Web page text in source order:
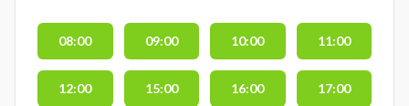
08:00 09:00 10:00 11:00
12:00 15:00 16:00 17:00